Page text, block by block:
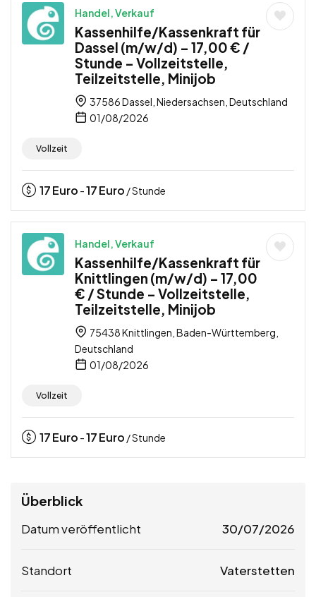
Handel, Verkauf
Kassenhilfe/Kassenkraft für
Dassel (m/w/d) – 17,00 € /
Stunde – Vollzeitstelle,
Teilzeitstelle, Minijob
37586 Dassel, Niedersachsen, Deutschland
01/08/2026
Vollzeit
17Euro -17Euro / Stunde
Handel, Verkauf
Kassenhilfe/Kassenkraft für
Knittlingen (m/w/d) – 17,00
€ / Stunde – Vollzeitstelle,
Teilzeitstelle, Minijob
75438 Knittlingen, Baden-Württemberg,
Deutschland
01/08/2026
Vollzeit
17Euro -17Euro / Stunde
Überblick
Datum veröffentlicht 30/07/2026
Standort Vaterstetten